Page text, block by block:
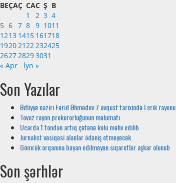
BEÇAÇ CAC Ş B
1
2 3 4
5 6 7 8 9 1011
1213 1415 161718
19202122232425
262728293031
« Apr
İyn »
Son Yazılar
Ədliyyə naziri Fərid Əhmədov 7 avqust tarixində Lerik
Tovuz rayon prokurorluğunun məlumatı
Ucarda 1 tondan artıq çətənə kolu məhv edilib
Jurnalist vəsiqəsi alanlar ödəniş etməyəcək
Gömrük orqanına bəyan edilməyən siqaretlər aşkar olunub
Son şərhlər